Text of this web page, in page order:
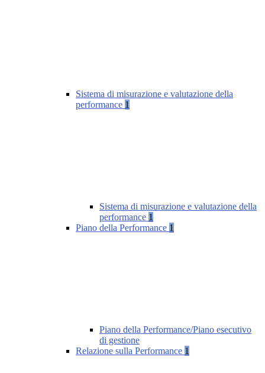
Sistema di misurazione e valutazione della
performance 1
Sistema di misurazione e valutazione della
performance 1
Piano della Performance 1
Piano della Performance/Piano esecutivo
di gestione
Relazione sulla Performance 1